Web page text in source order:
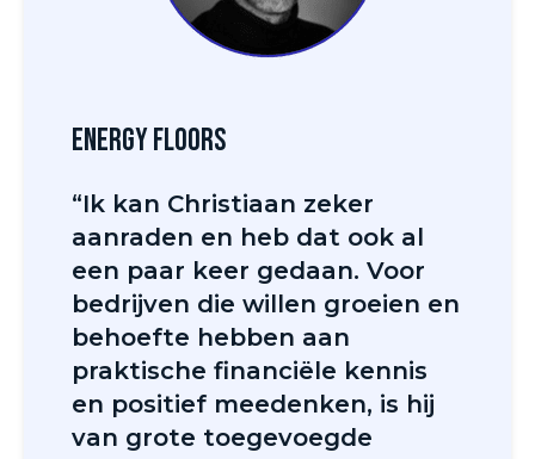
Energy Floors
“Ik kan Christiaan zeker
aanraden en heb dat ook al
een paar keer gedaan. Voor
bedrijven die willen groeien en
behoefte hebben aan
praktische financiële kennis
en positief meedenken, is hij
van grote toegevoegde